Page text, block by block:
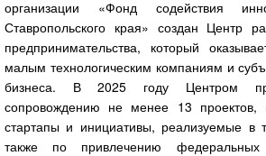
организации «Фонд содействия
Ставропольского края» создан Центр
предпринимательства, который
малым технологическим компаниям и
бизнеса. В 2025 году Центром
сопровождению не менее 13 проектов,
стартапы и инициативы, реализуемые
также по привлечению